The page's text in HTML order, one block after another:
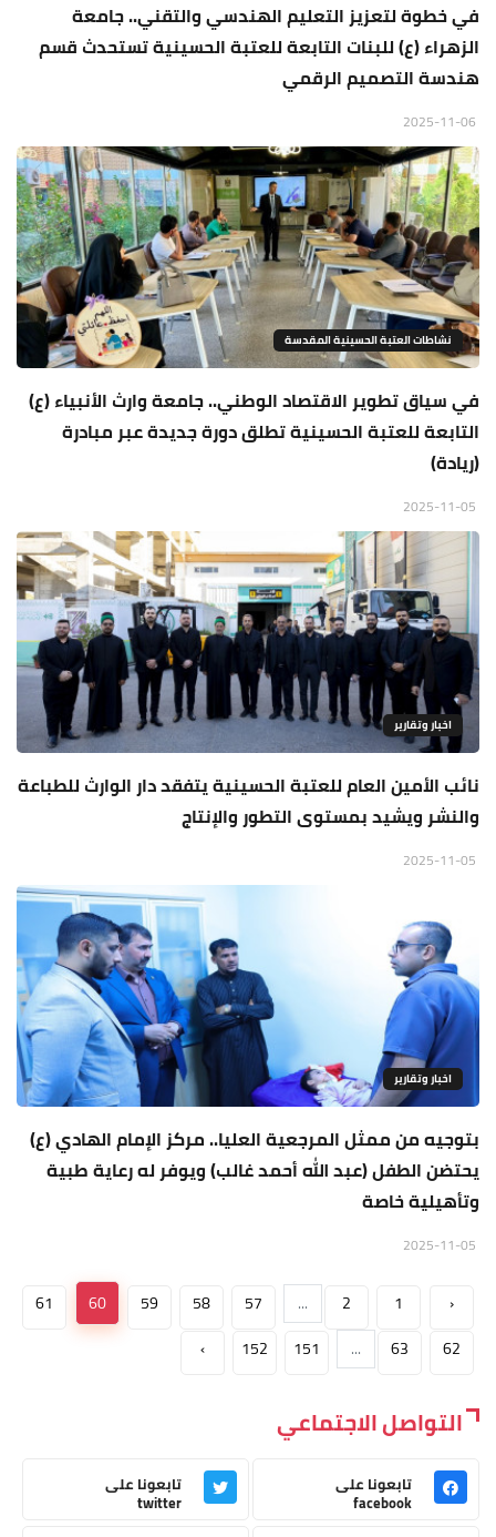
في خطوة لتعزيز التعليم الهندسي والتقني.. جامعة
الزهراء (ع) للبنات التابعة للعتبة الحسينية تستحدث قسم
هندسة التصميم الرقمي
نشاطات العتبة الحسينية المقدسة
في سياق تطوير الاقتصاد الوطني.. جامعة وارث الأنبياء (ع)
التابعة للعتبة الحسينية تطلق دورة جديدة عبر مبادرة
(ريادة)
اخبار وتقارير
نائب الأمين العام للعتبة الحسينية يتفقد دار الوارث للطباعة
والنشر ويشيد بمستوى التطور والإنتاج
اخبار وتقارير
بتوجيه من ممثل المرجعية العليا.. مركز الإمام الهادي (ع)
يحتضن الطفل (عبد الله أحمد غالب) ويوفر له رعاية طبية
وتأهيلية خاصة
‹
1
2
...
57
58
59
60
61
62
63
...
151
152
›
التواصل الاجتماعي
تابعونا على
facebook
تابعونا على
twitter